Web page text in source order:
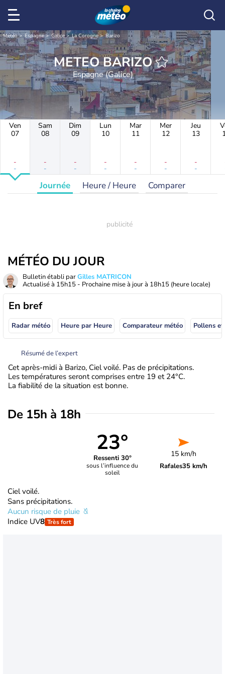
Météo Espagne Galice La Corogne Barizo
METEO BARIZO
Espagne (Galice)
Ven
07
-
-
Sam
08
-
-
Dim
09
-
-
Lun
10
-
-
Mar
11
-
-
Mer
12
-
-
Jeu
13
-
-
Journée Heure / Heure Comparer
MÉTÉO DU JOUR
Bulletin établi parGilles MATRICON
Actualisé à 15h15 - Prochaine mise à jour à 18h15 (heure locale)
En bref
Radar météo Heure par Heure Comparateur météo Pollens
Résumé de l’expert
Cet après-midi à Barizo, Ciel voilé. Pas de précipitations.
Les températures seront comprises entre 19 et 24°C.
La fiabilité de la situation est bonne.
De 15h à 18h
23°
Ressenti 30°
sous l’influence du
soleil
15 km/h
Rafales35 km/h
Ciel voilé.
Sans précipitations.
Aucun risque de pluie
Indice UV8 Très fort